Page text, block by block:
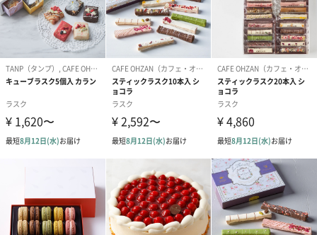
ブライダルロリポップ
ドレス（いちご味)
（1,122円）
ブライダルロリポップ
タキシード（コーラ味)
（1,122円）
ンドタオル・
タオル）（
生花のブーケを同梱します。
※9-15時にご注文いただく場合、最短のお届け可能日が通常より